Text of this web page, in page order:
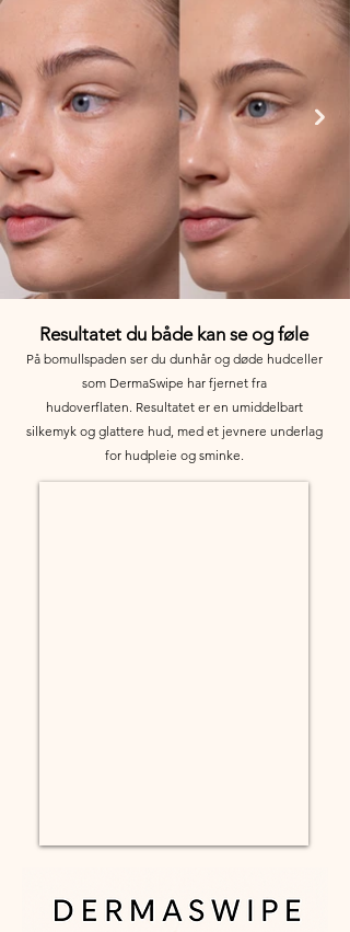
Resultatet du både kan se og føle
På bomullspaden ser du dunhår og døde hudceller
som DermaSwipe har fjernet fra
hudoverflaten. Resultatet er en umiddelbart
silkemyk og glattere hud, med et jevnere underlag
for hudpleie og sminke.